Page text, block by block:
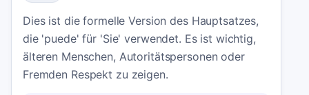
Dies ist die formelle Version des Hauptsatzes,
die 'puede' für 'Sie' verwendet. Es ist wichtig,
älteren Menschen, Autoritätspersonen oder
Fremden Respekt zu zeigen.